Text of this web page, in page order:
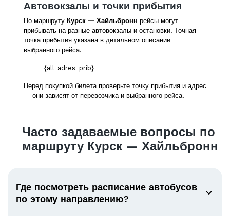
Автовокзалы и точки прибытия
По маршруту Курск — Хайльбронн рейсы могут
прибывать на разные автовокзалы и остановки. Точная
точка прибытия указана в детальном описании
выбранного рейса.
{all_adres_prib}
Перед покупкой билета проверьте точку прибытия и адрес
— они зависят от перевозчика и выбранного рейса.
Часто задаваемые вопросы по
маршруту Курск — Хайльбронн
Где посмотреть расписание автобусов
по этому направлению?